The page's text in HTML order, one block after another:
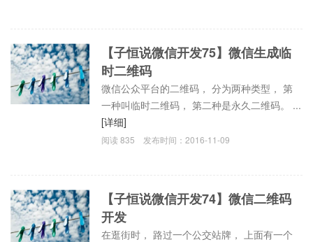
【子恒说微信开发75】微信生成临
时二维码
微信公众平台的二维码， 分为两种类型， 第
一种叫临时二维码， 第二种是永久二维码。 ...
[详细]
阅读835 发布时间：2016-11-09
【子恒说微信开发74】微信二维码
开发
在逛街时， 路过一个公交站牌， 上面有一个